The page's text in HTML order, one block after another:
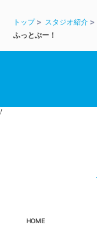
トップ スタジオ紹介
ふっとぶー！
/
HOME